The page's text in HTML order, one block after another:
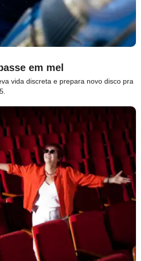
em mel
vida discreta e prepara novo disco pra